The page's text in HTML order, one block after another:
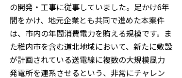
の開発・工事に従事していました。足かけ6年
間をかけ、地元企業とも共同で進めた本案件
は、市内の年間消費電力を賄える規模です。ま
た稚内市を含む道北地域において、新たに敷設
が計画されている送電線に複数の大規模風力
発電所を連系させるという、非常にチャレン